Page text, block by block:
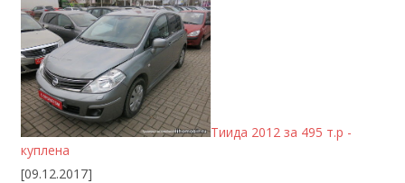
Тиида 2012 за 495 т.р -
куплена
[09.12.2017]